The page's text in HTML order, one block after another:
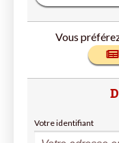
Vous
Votre identifiant